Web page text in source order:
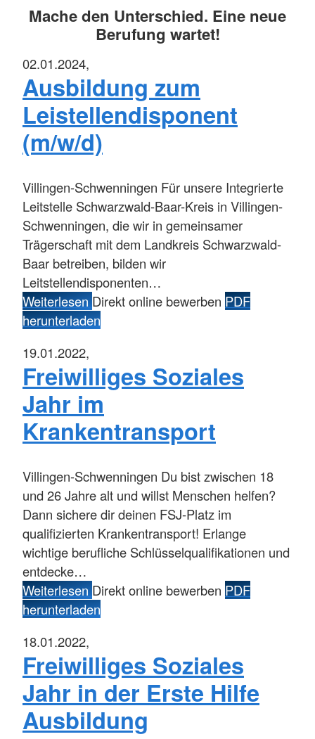
Mache den Unterschied. Eine neue
Berufung wartet!
02.01.2024,
Ausbildung zum
Leistellendisponent
(m/w/d)
Villingen-Schwenningen Für unsere Integrierte
Leitstelle Schwarzwald-Baar-Kreis in Villingen-
Schwenningen, die wir in gemeinsamer
Trägerschaft mit dem Landkreis Schwarzwald-
Baar betreiben, bilden wir
Leitstellendisponenten…
WeiterlesenDirekt online bewerben PDF
herunterladen
19.01.2022,
Freiwilliges Soziales
Jahr im
Krankentransport
Villingen-Schwenningen Du bist zwischen 18
und 26 Jahre alt und willst Menschen helfen?
Dann sichere dir deinen FSJ-Platz im
qualifizierten Krankentransport! Erlange
wichtige berufliche Schlüsselqualifikationen und
entdecke…
WeiterlesenDirekt online bewerben PDF
herunterladen
18.01.2022,
Freiwilliges Soziales
Jahr in der Erste Hilfe
Ausbildung